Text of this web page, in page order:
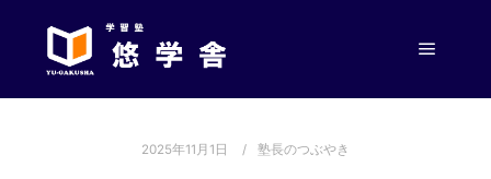
2025年11月1日 塾長のつぶやき